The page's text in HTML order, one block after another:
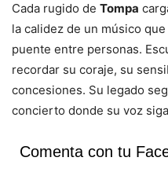
Cada rugido de Tompa
la calidez de un músico
puente entre personas.
recordar su coraje, su
concesiones. Su legado
concierto donde su voz
Comenta con tu